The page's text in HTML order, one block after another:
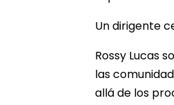
Un dirigente
Rossy Lucas
las
allá de los